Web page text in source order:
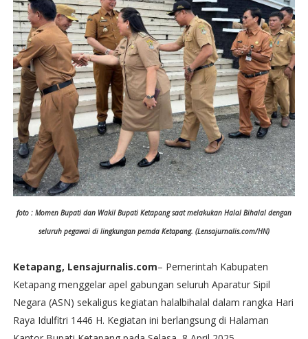
foto : Momen Bupati dan Wakil Bupati Ketapang saat melakukan Halal Bihalal dengan
seluruh pegawai di lingkungan pemda Ketapang. (Lensajurnalis.com/HN)
Ketapang, Lensajurnalis.com– Pemerintah Kabupaten
Ketapang menggelar apel gabungan seluruh Aparatur Sipil
Negara (ASN) sekaligus kegiatan halalbihalal dalam rangka Hari
Raya Idulfitri 1446 H. Kegiatan ini berlangsung di Halaman